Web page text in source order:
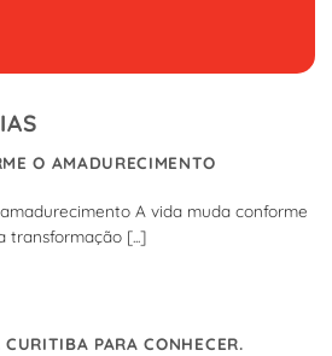
O AMADURECIMENTO
A vida muda conforme
transformação [...]
PARA CONHECER.